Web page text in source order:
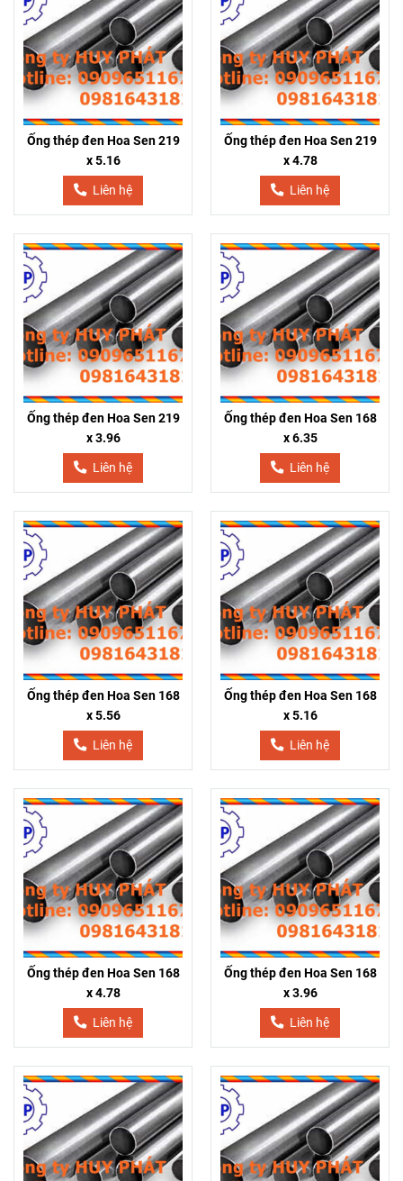
Ống thép đen Hoa Sen 219
x 5.16
Liên hệ
Ống thép đen Hoa Sen 219
x 4.78
Liên hệ
Ống thép đen Hoa Sen 219
x 3.96
Liên hệ
Ống thép đen Hoa Sen 168
x 6.35
Liên hệ
Ống thép đen Hoa Sen 168
x 5.56
Liên hệ
Ống thép đen Hoa Sen 168
x 5.16
Liên hệ
Ống thép đen Hoa Sen 168
x 4.78
Liên hệ
Ống thép đen Hoa Sen 168
x 3.96
Liên hệ